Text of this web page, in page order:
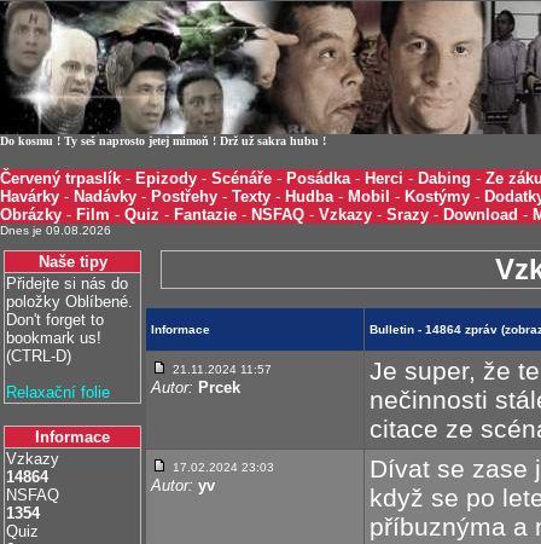
Do kosmu ! Ty seš naprosto jetej mimoň ! Drž už sakra hubu !
Červený trpaslík - Epizody - Scénáře - Posádka- Herci - Dabing - Ze
Havárky - Nadávky - Postřehy - Texty - Hudba- Mobil - Kostýmy -
Obrázky - Film - Quiz - Fantazie - NSFAQ - Vzkazy - Srazy - Download -
Dnes je 09.08.2026
Naše tipy
Přidejte si nás do
položky Oblíbené.
Don't forget to
bookmark us!
(CTRL-D)
Relaxační folie
Informace
Vzkazy
14864
NSFAQ
1354
Quiz
Informace Bulletin - 14864 zpráv
21.11.2024 11:57
Autor: Prcek
Je super, že
nečinnosti
citace ze
17.02.2024 23:03
Autor: yv
Dívat se zase
když se po
příbuznýma a